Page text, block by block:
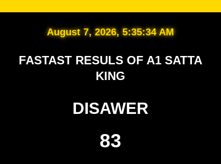
August 7, 2026, 5:35:35 AM
FASTAST RESULS OF A1 SATTA
KING
DISAWER
83